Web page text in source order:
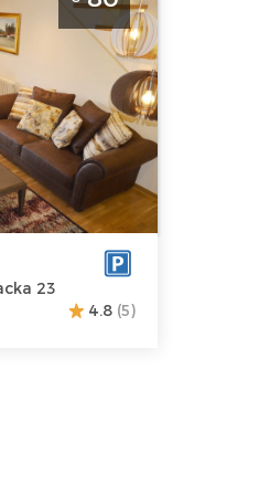
blizini
apartman
:75
:
23
4.8 (5)